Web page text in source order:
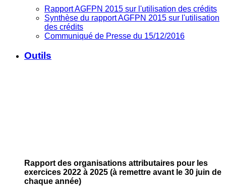
Rapport AGFPN 2015 sur l'utilisation des crédits
Synthèse du rapport AGFPN 2015 sur l'utilisation
des crédits
Communiqué de Presse du 15/12/2016
Outils
Rapport des organisations attributaires pour les
exercices 2022 à 2025 (à remettre avant le 30 juin de
chaque année)